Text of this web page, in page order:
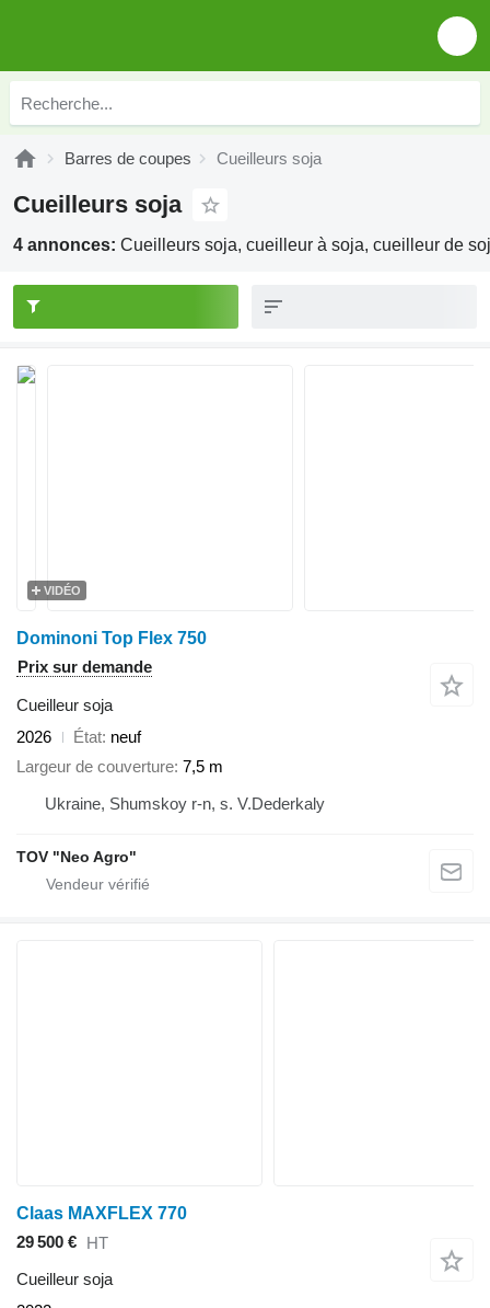
Barres de coupes Cueilleurs soja
Cueilleurs soja
4 annonces: Cueilleurs soja, cueilleur à soja, cueilleur de
VIDÉO
Dominoni Top Flex 750
Prix sur demande
Cueilleur soja
2026
État neuf
Largeur de couverture 7,5 m
Ukraine, Shumskoy r-n, s. V.Dederkaly
TOV "Neo Agro"
Claas MAXFLEX 770
29 500 € HT
Cueilleur soja